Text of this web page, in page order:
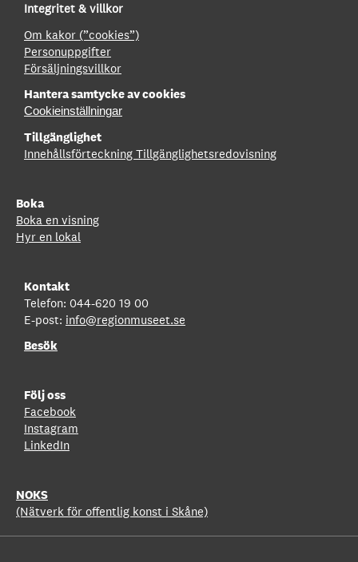
Integritet & villkor
Om kakor (”cookies”)
Personuppgifter
Försäljningsvillkor
Hantera samtycke av cookies
Cookieinställningar
Tillgänglighet
Innehållsförteckning Tillgänglighetsredovisning
Boka
Boka en visning
Hyr en lokal
Kontakt
Telefon: 044-620 19 00
E-post: info@regionmuseet.se
Besök
Följ oss
Facebook
Instagram
LinkedIn
NOKS
(Nätverk för offentlig konst i Skåne)